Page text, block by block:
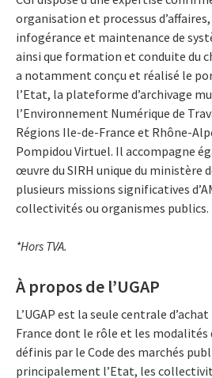
organisation et processus
infogérance et maintenance de
ainsi que formation et conduite du
a notamment conçu et réalisé le
l’Etat, la plateforme d’archivage
l’Environnement Numérique de
Régions Ile-de-France et Rhône-
Pompidou Virtuel. Il accompagne
œuvre du SIRH unique du ministère
plusieurs missions significatives
collectivités ou organismes publics.
*Hors TVA.
À propos de l’UGAP
L’UGAP est la seule centrale
France dont le rôle et les
définis par le Code des marchés
principalement l’Etat, les